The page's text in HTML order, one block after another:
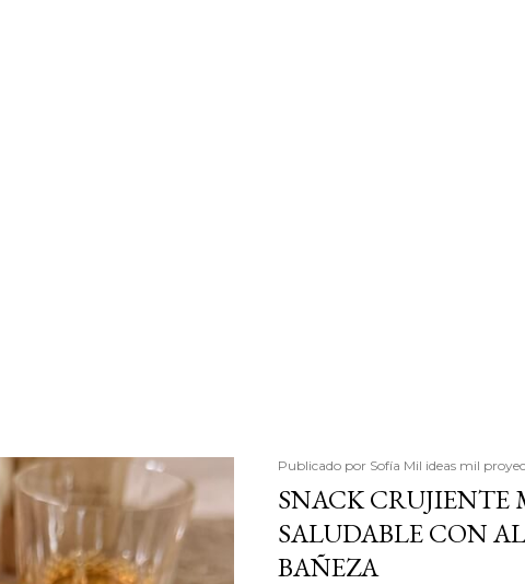
Publicado por Sofía Mil ideas mil
SNACK CRUJIENTE
SALUDABLE CON
BAÑEZA